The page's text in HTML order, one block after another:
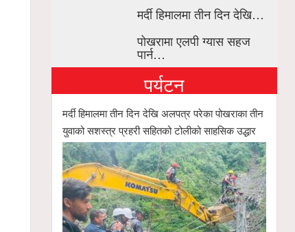
मर्दी हिमालमा तीन दिन देखि…
पोखरामा एलपी ग्यास सहज
पार्न…
पर्यटन
मर्दी हिमालमा तीन दिन देखि अलपत्र परेका पोखराका तीन
युवाको सशस्त्र प्रहरी सहितको टोलीको साहसिक उद्धार